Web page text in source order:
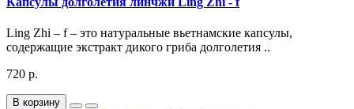
Ling Zhi – f – это натуральные вьетнамские капсулы,
содержащие экстракт дикого гриба долголетия ..
720 р.
В корзину